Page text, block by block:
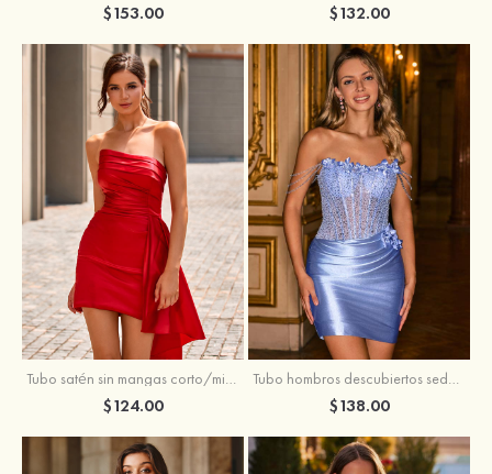
$153.00 $132.00
$124.00 $138.00